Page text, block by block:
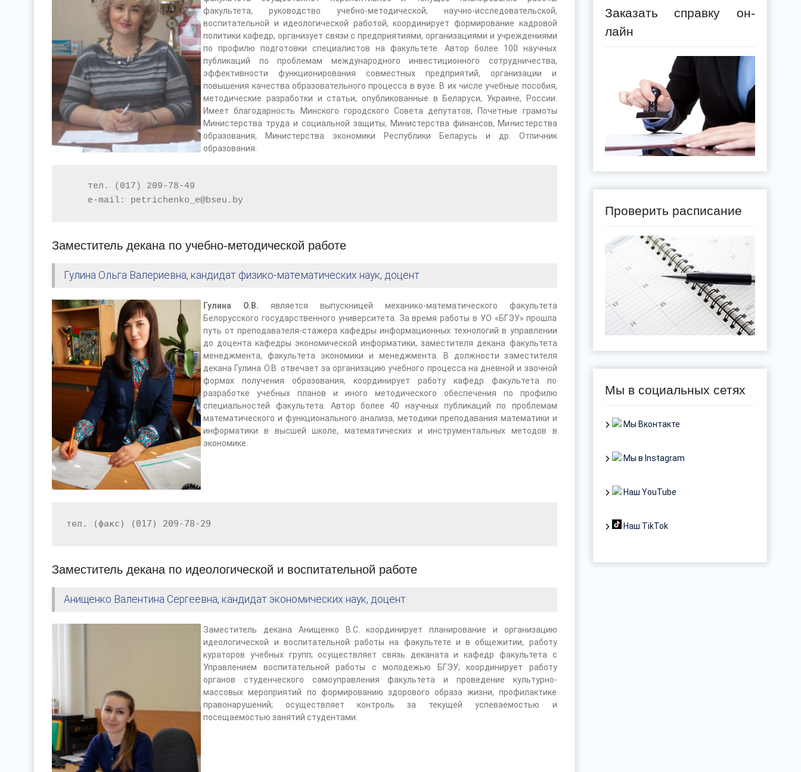
факультета, руководство учебно-методической, научно-исследовательской,
воспитательной и идеологической работой, координирует формирование кадровой
политики кафедр, организует связи с предприятиями, организациями и учреждениями
по профилю подготовки специалистов на факультете. Автор более 100 научных
публикаций по проблемам международного инвестиционного сотрудничества,
эффективности функционирования совместных предприятий, организации и
повышения качества образовательного процесса в вузе. В их числе учебные пособия,
методические разработки и статьи, опубликованные в Беларуси, Украине, России.
Имеет благодарность Минского городского Совета депутатов, Почетные грамоты
Министерства труда и социальной защиты, Министерства финансов, Министерства
образования, Министерства экономики Республики Беларусь и др. Отличник
образования.
тел . (017) 209-78-49
e-mail: petrichenko_e@bseu . by
Заместитель декана по учебно-методической работе
Гулина Ольга Валериевна, кандидат физико-математических наук, доцент
Гулина О.В. является выпускницей механико-математического факультета
Белорусского государственного университета. За время работы в УО «БГЭУ» прошла
путь от преподавателя-стажера кафедры информационных технологий в управлении
до доцента кафедры экономической информатики, заместителя декана факультета
менеджмента, факультета экономики и менеджмента. В должности заместителя
декана Гулина О.В. отвечает за организацию учебного процесса на дневной и заочной
формах получения образования, координирует работу кафедр факультета по
разработке учебных планов и иного методического обеспечения по профилю
специальностей факультета. Автор более 40 научных публикаций по проблемам
математического и функционального анализа, методики преподавания математики и
информатики в высшей школе, математических и инструментальных методов в
экономике.
тел . (факс) (017) 209-78-29
Заместитель декана по идеологической и воспитательной работе
Анищенко Валентина Сергеевна, кандидат экономических наук, доцент
Заместитель декана Анищенко В.С. координирует планирование и организацию
идеологической и воспитательной работы на факультете и в общежитии, работу
кураторов учебных групп; осуществляет связь деканата и кафедр факультета с
Управлением воспитательной работы с молодежью БГЭУ; координирует работу
органов студенческого самоуправления факультета и проведение культурно-
массовых мероприятий по формированию здорового образа жизни, профилактике
правонарушений; осуществляет контроль за текущей успеваемостью и
посещаемостью занятий студентами.
Заказать справку он-
лайн
Проверить расписание
Мы в социальных сетях
Мы Вконтакте
Мы в Instagram
Наш YouTube
Наш TikTok